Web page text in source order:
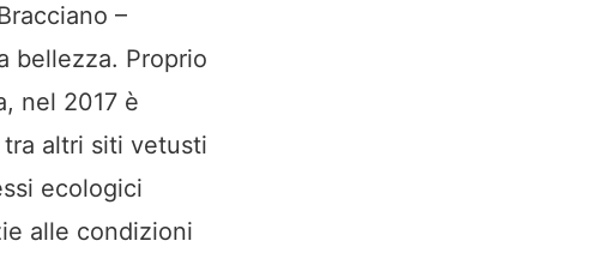
–
bellezza. Proprio
nel 2017 è
altri siti vetusti
ecologici
alle condizioni